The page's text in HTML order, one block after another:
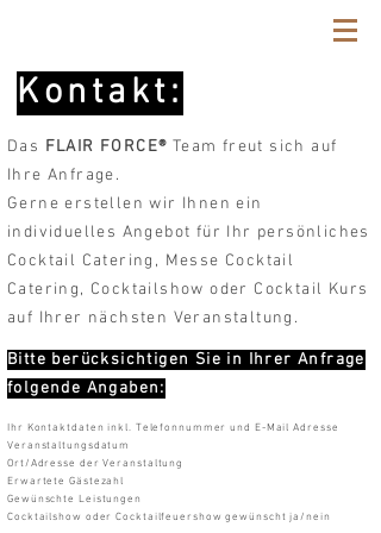
Kontakt:
Das FLAIR FORCE® Team freut sich auf
Ihre Anfrage.
Gerne erstellen wir Ihnen ein
individuelles Angebot für Ihr persönliches
Cocktail Catering, Messe Cocktail
Catering, Cocktailshow oder Cocktail Kurs
auf Ihrer nächsten Veranstaltung.
Bitte berücksichtigen Sie in Ihrer Anfrage
folgende Angaben:
Ihr Kontaktdaten inkl. Telefonnummer und E-Mail Adresse
Veranstaltungsdatum
Ort/Adresse der Veranstaltung
Erwartete Gästezahl
Gewünschte Leistungen
Cocktailshow oder Cocktailfeuershow gewünscht ja/nein